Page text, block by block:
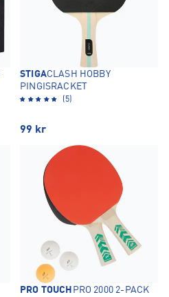
STIGACLASH HOBBY
PINGISRACKET
(5)
99 kr
PRO TOUCH PRO 2000 2-PACK